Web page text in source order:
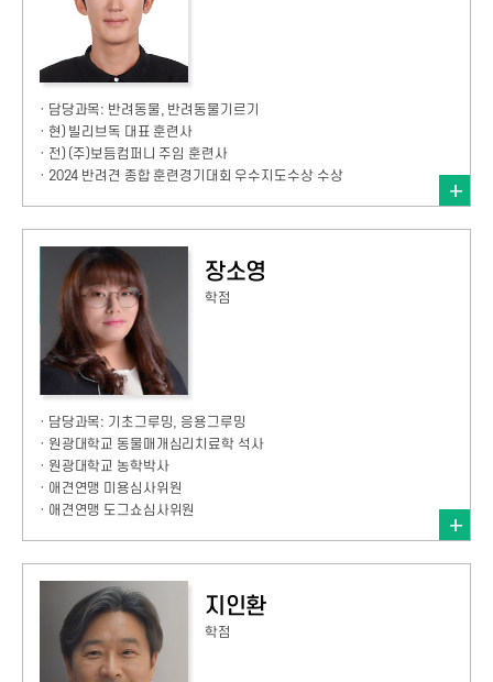
· 담당과목: 반려동물, 반려동물기르기
· 현) 빌리브독 대표 훈련사
· 전) (주)보듬컴퍼니 주임 훈련사
· 2024 반려견 종합 훈련경기대회 우수지도수상 수상
장소영
학점
· 담당과목: 기초그루밍, 응용그루밍
· 원광대학교 동물매개심리치료학 석사
· 원광대학교 농학박사
· 애견연맹 미용심사위원
· 애견연맹 도그쇼심사위원
지인환
학점